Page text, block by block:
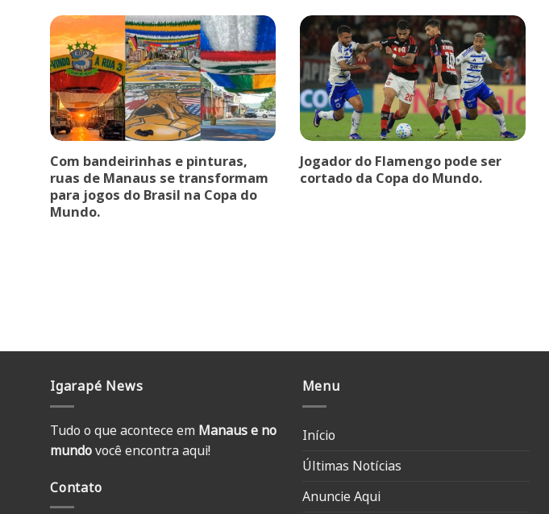
Com bandeirinhas e pinturas,
ruas de Manaus se transformam
para jogos do Brasil na Copa do
Mundo.
Jogador do Flamengo pode ser
cortado da Copa do Mundo.
Igarapé News
Tudo o que acontece em Manaus e no
mundovocê encontra aqui!
Contato
Menu
Início
Últimas Notícias
Anuncie Aqui